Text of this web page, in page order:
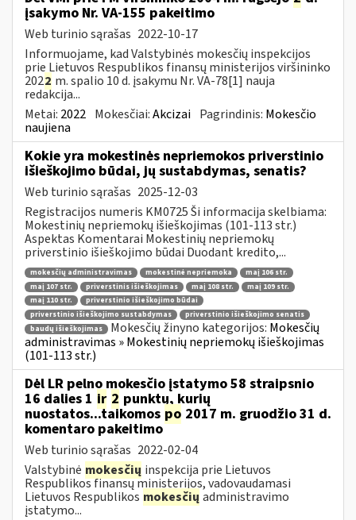
įsakymo Nr. VA-155 pakeitimo
Web turinio sąrašas 2022-10-17
Informuojame, kad Valstybinės mokesčių inspekcijos
prie Lietuvos Respublikos finansų ministerijos viršininko
2022 m. spalio 10 d. įsakymu Nr. VA-78[1] nauja
redakcija...
Metai: 2022 Mokesčiai:Akcizai Pagrindinis: Mokesčio
naujiena
Kokie yra mokestinės nepriemokos priverstinio
išieškojimo būdai, jų sustabdymas, senatis?
Web turinio sąrašas 2025-12-03
Registracijos numeris KM0725 Ši informacija skelbiama:
Mokestinių nepriemokų išieškojimas (101-113 str.)
Aspektas Komentarai Mokestinių nepriemokų
priverstinio išieškojimo būdai Duodant kredito,...
mokesčių administravimas mokestinė nepriemoka
maį 106 str.
maį 107 str.
priverstinis išieškojimas maį 108 str.
maį 109 str.
maį 110 str.
priverstinio išieškojimo būdai
priverstinio išieškojimo sustabdymas
priverstinio išieškojimo senatis
baudų išieškojimas
Mokesčių žinyno kategorijos: Mokesčių
administravimas » Mokestinių nepriemokų išieškojimas
(101-113 str.)
Dėl LR pelno mokesčio įstatymo 58 straipsnio
16 dalies 1 ir 2 punktų, kurių
nuostatos...taikomos po 2017 m. gruodžio 31 d.
komentaro pakeitimo
Web turinio sąrašas 2022-02-04
Valstybinė mokesčių inspekcija prie Lietuvos
Respublikos finansų ministerijos, vadovaudamasi
Lietuvos Respublikos mokesčių administravimo
įstatymo...